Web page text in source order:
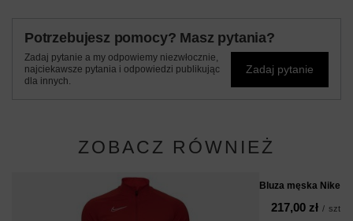
Potrzebujesz pomocy? Masz pytania?
Zadaj pytanie a my odpowiemy niezwłocznie,
najciekawsze pytania i odpowiedzi publikując
dla innych.
Zadaj pytanie
ZOBACZ RÓWNIEŻ
Bluza męska Nike
217,00 zł / szt.